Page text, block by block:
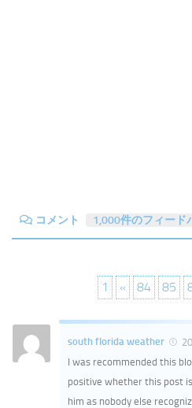
コメント 1,000件のフィード
1 « 84 85
south florida weather
I was recommended this
positive whether this post
him as nobody else